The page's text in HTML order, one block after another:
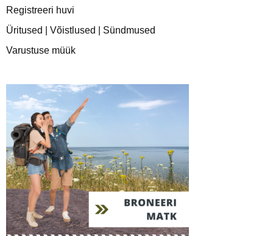
Registreeri huvi
Üritused | Võistlused | Sündmused
Varustuse müük